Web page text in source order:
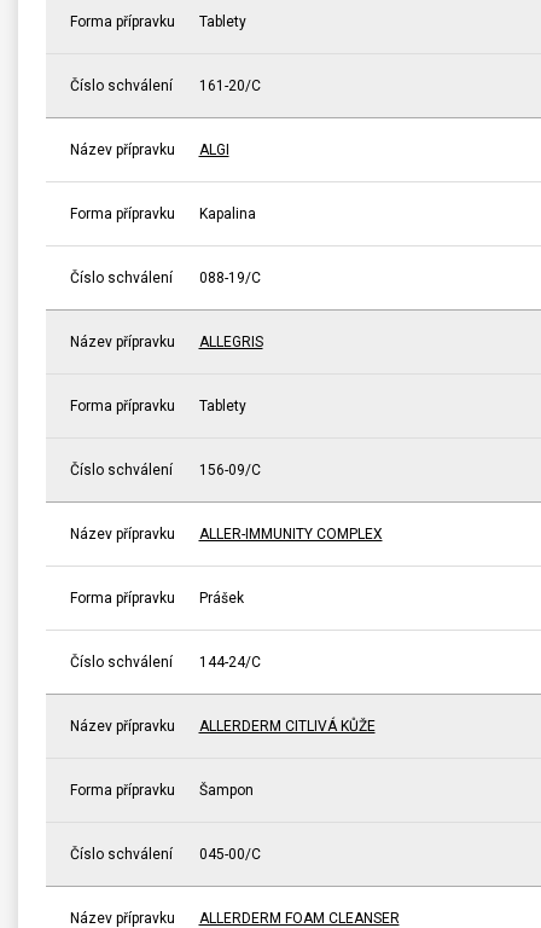
Forma přípravku Tablety
Číslo schválení 161-20/C
Název přípravku ALGI
Forma přípravku Kapalina
Číslo schválení 088-19/C
Název přípravku ALLEGRIS
Forma přípravku Tablety
Číslo schválení 156-09/C
Název přípravku ALLER-IMMUNITY COMPLEX
Forma přípravku Prášek
Číslo schválení 144-24/C
Název přípravku ALLERDERM CITLIVÁ KŮŽE
Forma přípravku Šampon
Číslo schválení 045-00/C
Název přípravku ALLERDERM FOAM CLEANSER